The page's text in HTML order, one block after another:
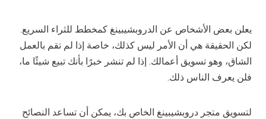
يعلن بعض الأشخاص عن الدروبشيبينغ كمخطط للثراء السريع.
لكن الحقيقة هي أن الأمر ليس كذلك، خاصة إذا لم تقم بالعمل
الشاق، وهو تسويق أعمالك. إذا لم تنشر خبرًا بأنك تبيع شيئًا ما،
فلن يعرف الناس ذلك.
لتسويق متجر دروبشيبينغ الخاص بك، يمكن أن تساعد النصائح